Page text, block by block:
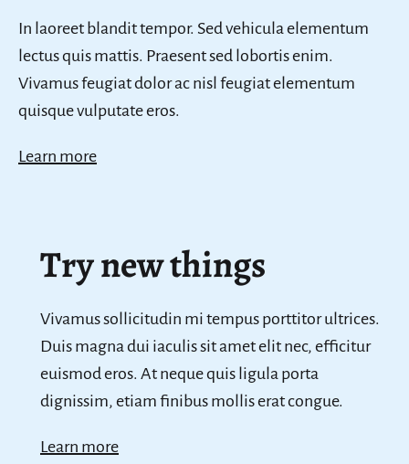
In laoreet blandit tempor. Sed vehicula elementum
lectus quis mattis. Praesent sed lobortis enim.
Vivamus feugiat dolor ac nisl feugiat elementum
quisque vulputate eros.
Learn more
Try new things
Vivamus sollicitudin mi tempus porttitor ultrices.
Duis magna dui iaculis sit amet elit nec, efficitur
euismod eros. At neque quis ligula porta
dignissim, etiam finibus mollis erat congue.
Learn more